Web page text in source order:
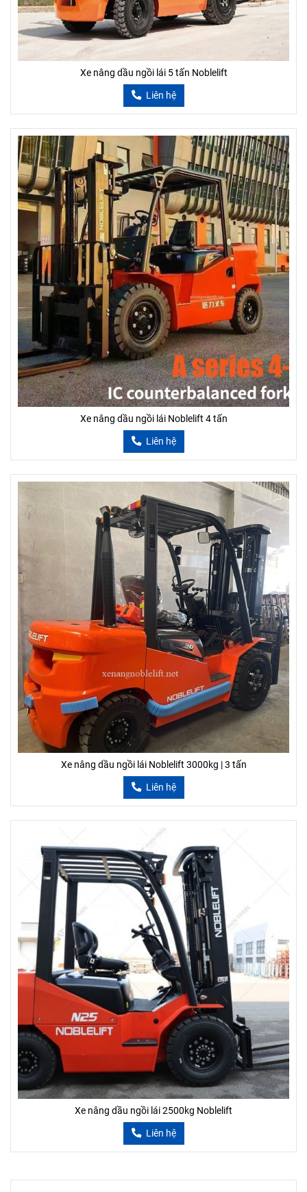
Xe nâng dầu ngồi lái 5 tấn Noblelift
Liên hệ
Xe nâng dầu ngồi lái Noblelift 4 tấn
Liên hệ
Xe nâng dầu ngồi lái Noblelift 3000kg | 3 tấn
Liên hệ
Xe nâng dầu ngồi lái 2500kg Noblelift
Liên hệ